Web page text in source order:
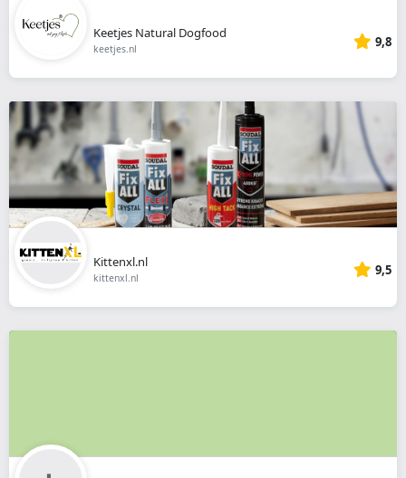
Keetjes Natural Dogfood
keetjes.nl 9,8
Kittenxl.nl
kittenxl.nl 9,5